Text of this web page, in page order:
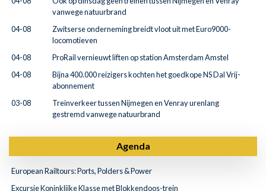
vanwege natuurbrand
04-08
Zwitserse onderneming breidt vloot uit met Euro9000-
locomotieven
04-08
ProRail vernieuwt liften op station Amsterdam Amstel
04-08
Bijna 400.000 reizigers kochten het goedkope NS Dal Vrij-
abonnement
03-08
Treinverkeer tussen Nijmegen en Venray urenlang
gestremd vanwege natuurbrand
Agenda
European Railtours: Ports, Polders & Power
Excursie Koninklijke Klasse met Blokkendoos-trein